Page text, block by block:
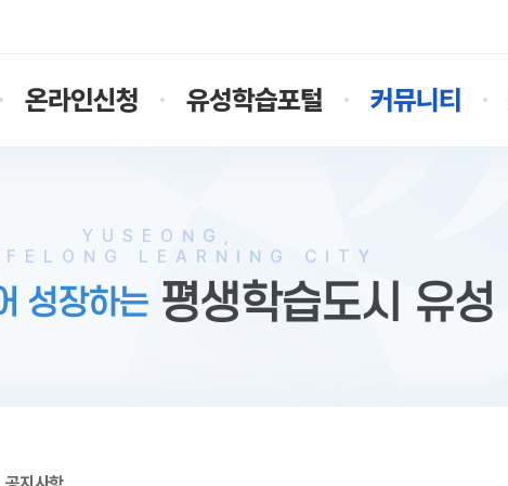
온라인신청 유성학습포털 커뮤니티
YUSEONG,
LEARNING CITY
성장하는 평생학습도시 유성